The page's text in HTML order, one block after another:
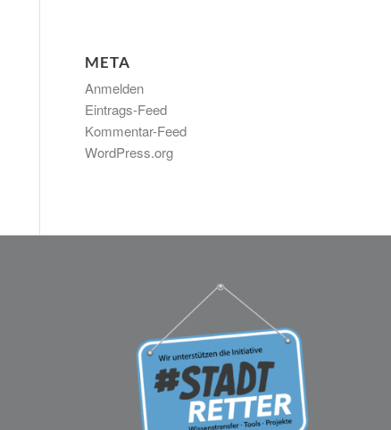
META
Anmelden
Eintrags-Feed
Kommentar-Feed
WordPress.org